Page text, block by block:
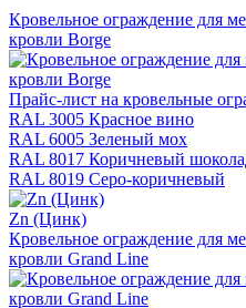
Кровельное ограждение для
кровли Borge
Прайс-лист на кровельные
RAL 3005 Красное вино
RAL 6005 Зеленый мох
RAL 8017 Коричневый
RAL 8019 Серо-коричневый
Zn (Цинк)
Кровельное ограждение для
кровли Grand Line